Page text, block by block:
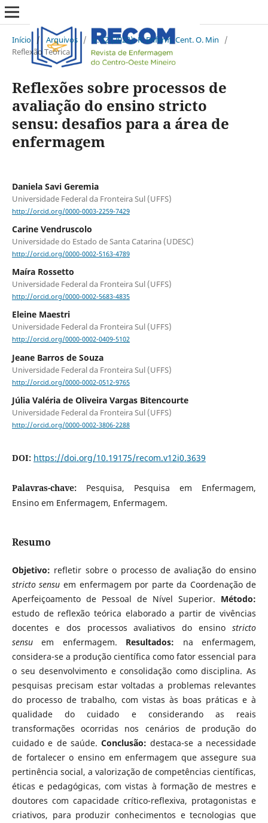
Início / Arquivos / v. 12 (2022): R. Enferm. Cent. O. Min
/
Reflexão Teórica
Reflexões sobre processos de
avaliação do ensino stricto
sensu: desafios para a área de
enfermagem
Daniela Savi Geremia
Universidade Federal da Fronteira Sul (UFFS)
http://orcid.org/0000-0003-2259-7429
Carine Vendruscolo
Universidade do Estado de Santa Catarina (UDESC)
http://orcid.org/0000-0002-5163-4789
Maíra Rossetto
Universidade Federal da Fronteira Sul (UFFS)
http://orcid.org/0000-0002-5683-4835
Eleine Maestri
Universidade Federal da Fronteira Sul (UFFS)
http://orcid.org/0000-0002-0409-5102
Jeane Barros de Souza
Universidade Federal da Fronteira Sul (UFFS)
http://orcid.org/0000-0002-0512-9765
Júlia Valéria de Oliveira Vargas Bitencourte
Universidade Federal da Fronteira Sul (UFFS)
http://orcid.org/0000-0002-3806-2288
DOI: https://doi.org/10.19175/recom.v12i0.3639
Palavras-chave: Pesquisa, Pesquisa em Enfermagem,
Ensino em Enfermagem, Enfermagem.
Resumo
Objetivo: refletir sobre o processo de avaliação do ensino
stricto sensu em enfermagem por parte da Coordenação de
Aperfeiçoamento de Pessoal de Nível Superior. Método:
estudo de reflexão teórica elaborado a partir de vivências
docentes e dos processos avaliativos do ensinostricto
sensuem enfermagem. Resultados: na enfermagem,
considera-se a produção científica como fator essencial para
o seu desenvolvimento e consolidação como disciplina. As
pesquisas precisam estar voltadas a problemas relevantes
do processo de trabalho, com vistas às boas práticas e à
qualidade do cuidado e considerando as reais
transformações ocorridas nos cenários de produção do
cuidado e de saúde.Conclusão: destaca-se a necessidade
de fortalecer o ensino em enfermagem que assegure sua
pertinência social, a valorização de competências científicas,
éticas e pedagógicas, com vistas à formação de mestres e
doutores com capacidade crítico-reflexiva, protagonistas e
criativos, para produzir conhecimentos e tecnologias que